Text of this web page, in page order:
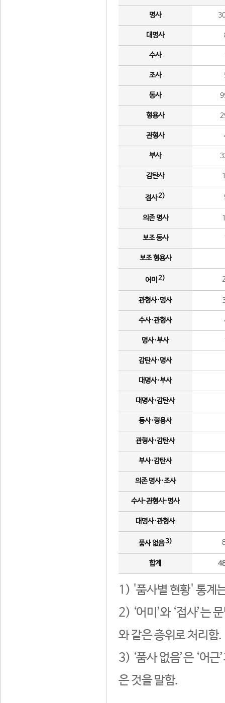
명사
대명사
수사
조사
동사
형용사
관형사
부사
감탄사
접사2)
의존 명사
보조 동사
보조 형용사
어미 2)
관형사·명사
수사·관형사
명사·부사
감탄사·명사
대명사·부사
대명사·감탄사
동사·형용사
관형사·감탄사
부사·감탄사
의존 명사·조사
수사·관형사·명사
대명사·관형사
품사 없음3)
합계
1) '품사별 현황' 통계
2) ‘어미’와 ‘접사’는
와 같은 층위로 처리함.
3) ‘품사 없음’은 ‘어
은 것을 말함.